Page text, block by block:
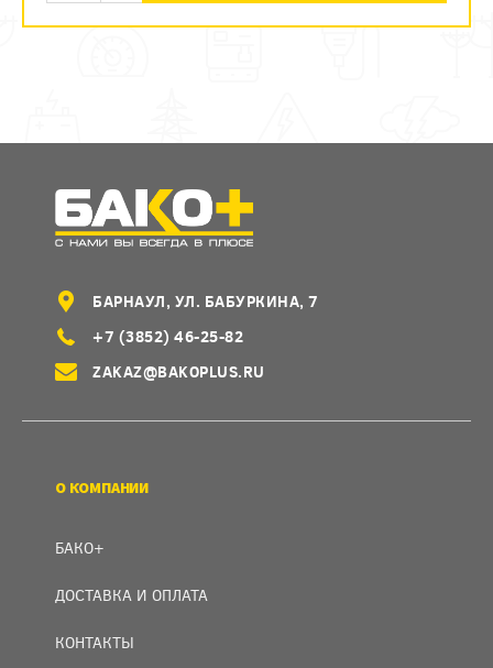
БАРНАУЛ, УЛ. БАБУРКИНА, 7
+7 (3852) 46-25-82
ZAKAZ@BAKOPLUS.RU
О КОМПАНИИ
БАКО+
ДОСТАВКА И ОПЛАТА
КОНТАКТЫ